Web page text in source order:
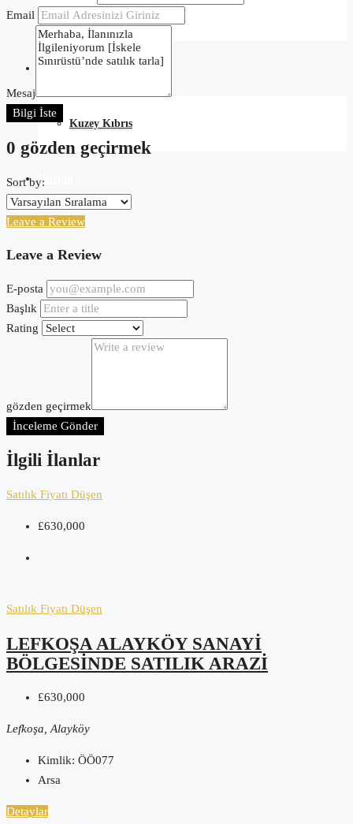
Tarih
Blog
Kuzey Kıbrıs
İletişim
Email
Mesaj
Bilgi İste
0 gözden geçirmek
Sort by:
Leave a Review
Leave a Review
E-posta
Başlık
Rating
gözden geçirmek
İnceleme Gönder
İlgili İlanlar
Satılık Fiyatı Düşen
£630,000
Satılık Fiyatı Düşen
LEFKOŞA ALAYKÖY SANAYI
BÖLGESINDE SATILIK ARAZI
£630,000
Lefkoşa, Alayköy
Kimlik: ÖÖ077
Arsa
Detaylar